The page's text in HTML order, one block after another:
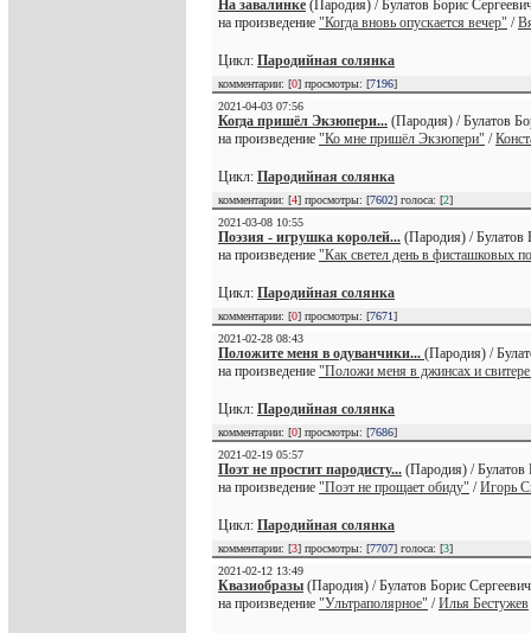
На завалинке (Пародия) / Булатов Борис
на произведение "Когда вновь опускается вечер" /
Цикл: Пародийная солянка
комментарии: [0] просмотры: [7196]
2021-04-03 07:56
Когда пришёл Экзюпери... (Пародия) / Булатов
на произведение "Ко мне пришёл Экзюпери" /
Цикл: Пародийная солянка
комментарии: [4] просмотры: [7602] голоса: [2]
2021-03-08 10:55
Поэзия - игрушка королей... (Пародия) / Булатов
на произведение "Как светел день в фисташковых
Цикл: Пародийная солянка
комментарии: [0] просмотры: [7671]
2021-02-28 08:43
Положите меня в одуванчики... (Пародия) /
на произведение "Положи меня в джинсах и
Цикл: Пародийная солянка
комментарии: [0] просмотры: [7686]
2021-02-19 05:57
Поэт не простит пародисту... (Пародия) / Булатов
на произведение "Поэт не прощает обиду" /Игорь
Цикл: Пародийная солянка
комментарии: [3] просмотры: [7707] голоса: [3]
2021-02-12 13:49
Квазиобразы (Пародия) / Булатов Борис
на произведение "Ультраполярное" /Илья Бестужев